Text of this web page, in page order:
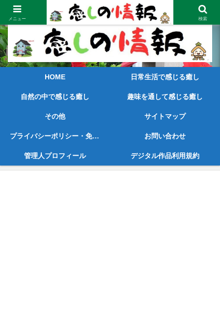
笑顔が見えてくるような内容と早めの情報をご提供
HOME 日常生活で感じる癒し
自然の中で感じる癒し 趣味を通して感じる癒し
その他 サイトマップ
プライバシーポリシー・免責事項 お問い合わせ
管理人プロフィール デジタル作品利用規約
メニュー 検索